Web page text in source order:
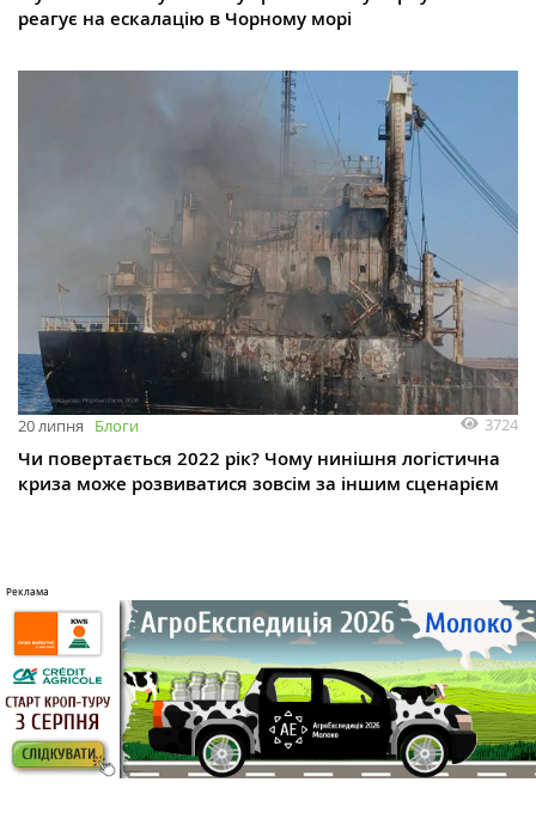
реагує на ескалацію в Чорному морі
20 липня Блоги 3724
Чи повертається 2022 рік? Чому нинішня логістична
криза може розвиватися зовсім за іншим сценарієм